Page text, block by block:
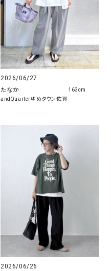
2026/06/27
たなか
andQuarterゆめタウン佐賀
163cm
2026/06/26